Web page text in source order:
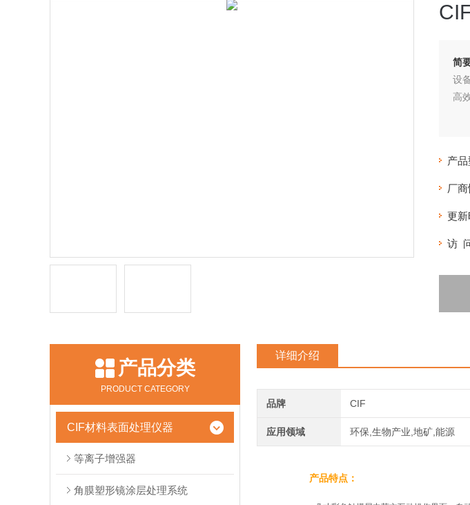
简
设
高
产品
厂商
更新
访
产品分类
PRODUCT CATEGORY
CIF材料表面处理仪器
等离子增强器
角膜塑形镜涂层处理系统
详细介绍
品牌 CIF
应用领域 环保,生物产业,地矿,能源
产品特点：